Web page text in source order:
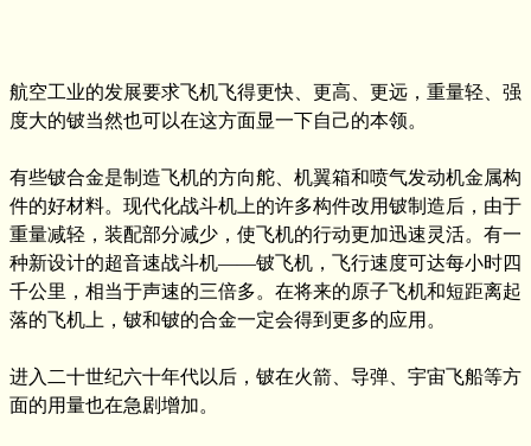
航空工业的发展要求飞机飞得更快、更高、更远，重量轻、强
度大的铍当然也可以在这方面显一下自己的本领。
有些铍合金是制造飞机的方向舵、机翼箱和喷气发动机金属构
件的好材料。现代化战斗机上的许多构件改用铍制造后，由于
重量减轻，装配部分减少，使飞机的行动更加迅速灵活。有一
种新设计的超音速战斗机——铍飞机，飞行速度可达每小时四
千公里，相当于声速的三倍多。在将来的原子飞机和短距离起
落的飞机上，铍和铍的合金一定会得到更多的应用。
进入二十世纪六十年代以后，铍在火箭、导弹、宇宙飞船等方
面的用量也在急剧增加。